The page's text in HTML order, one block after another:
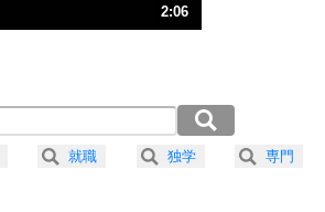
人生、なんとかなるもの。
楽に生きる30の方法
の大きい人は、怒りを優しさで表現する。
プラス思考
2:06
1分3秒）
50秒）
42秒）
就職 独学 専門